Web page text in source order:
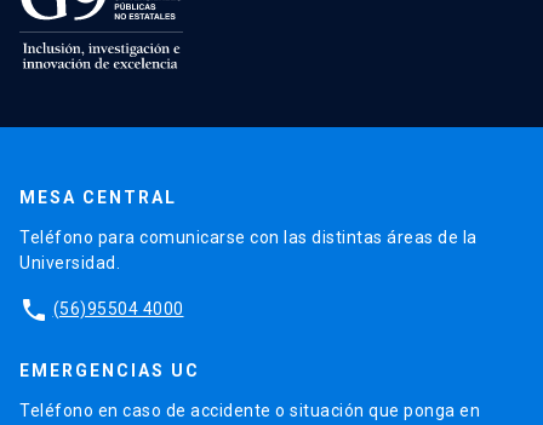
MESA CENTRAL
Teléfono para comunicarse con las distintas áreas de la
Universidad.
phone (56)95504 4000
EMERGENCIAS UC
Teléfono en caso de accidente o situación que ponga en